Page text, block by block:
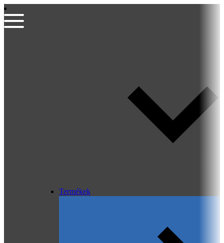
Termékek